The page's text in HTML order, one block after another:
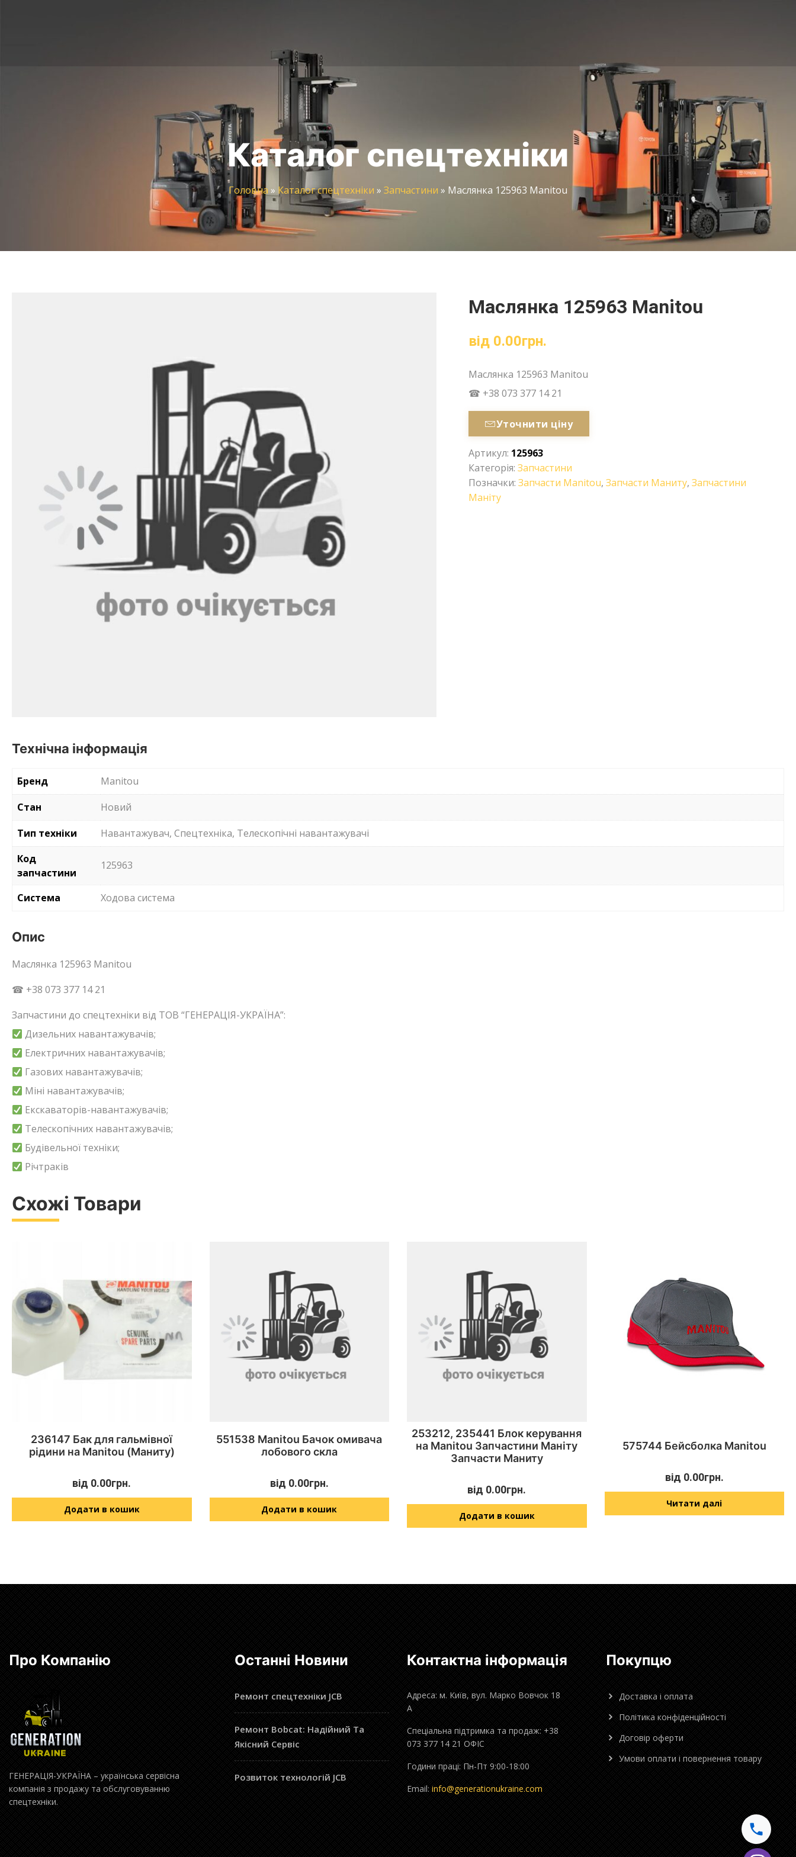
Каталог спецтехніки
Головна » Каталог спецтехніки » Запчастини » Маслянка 125963 Manitou
Маслянка 125963 Manitou
від 0.00грн.
Маслянка 125963 Manitou
☎ +38 073 377 14 21
Уточнити ціну
Артикул: 125963
Категорія:Запчастини
Позначки:Запчасти Manitou,Запчасти Маниту,Запчастини
Маніту
Технічна інформація
Бренд
Manitou
Стан
Новий
Тип техніки
Навантажувач, Спецтехніка, Телескопічні навантажувачі
Код
запчастини
125963
Система Ходова система
Опис
Маслянка 125963 Manitou
☎ +38 073 377 14 21
Запчастини до спецтехніки від ТОВ “ГЕНЕРАЦІЯ-УКРАЇНА”:
Дизельних навантажувачів;
Електричних навантажувачів;
Газових навантажувачів;
Міні навантажувачів;
Екскаваторів-навантажувачів;
Телескопічних навантажувачів;
Будівельної техніки;
Річтраків
Схожі Товари
236147 Бак для гальмівної
рідини на Manitou (Маниту)
від 0.00грн.
Додати в кошик
551538 Manitou Бачок омивача
лобового скла
від 0.00грн.
Додати в кошик
253212, 235441 Блок керування
на Manitou Запчастини Маніту
Запчасти Маниту
від 0.00грн.
Додати в кошик
575744 Бейсболка Manitou
від 0.00грн.
Читати далі
Про Компанію
ГЕНЕРАЦІЯ-УКРАЇНА – українська сервісна
компанія з продажу та обслуговуванню
спецтехніки.
Останні Новини
Ремонт спецтехніки JCB
Ремонт Bobcat: Надійний Та
Якісний Сервіс
Розвиток технологій JCB
Контактна інформація
Адреса: м. Київ, вул. Марко Вовчок 18
А
Спеціальна підтримка та продаж: +38
073 377 14 21 ОФІС
Години праці: Пн-Пт 9:00-18:00
Email: info@generationukraine.com
Покупцю
Доставка і оплата
Політика конфіденційності
Договір оферти
Умови оплати і повернення товару